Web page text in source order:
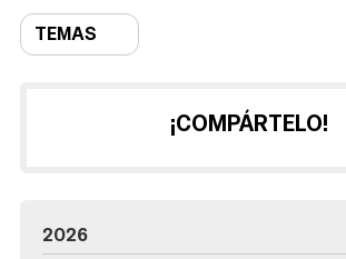
TEMAS
¡COMPÁRTELO!
2026